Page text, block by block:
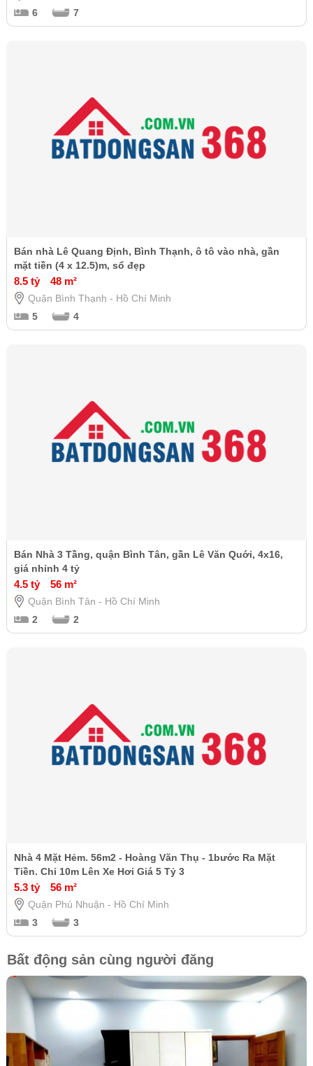
6
7
Bán nhà Lê Quang Định, Bình Thạnh, ô tô vào nhà, gần
mặt tiền (4 x 12.5)m, sổ đẹp
8.5 tỷ 48 m²
Quận Bình Thạnh - Hồ Chí Minh
5
4
Bán Nhà 3 Tầng, quận Bình Tân, gần Lê Văn Quới, 4x16,
giá nhỉnh 4 tỷ
4.5 tỷ 56 m²
Quận Bình Tân - Hồ Chí Minh
2
2
Nhà 4 Mặt Hẻm. 56m2 - Hoàng Văn Thụ - 1bước Ra Mặt
Tiền. Chỉ 10m Lên Xe Hơi Giá 5 Tỷ 3
5.3 tỷ 56 m²
Quận Phú Nhuận - Hồ Chí Minh
3
3
Bất động sản cùng người đăng